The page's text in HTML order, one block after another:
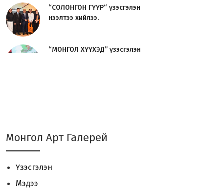
“СОЛОНГОН ГҮҮР“ үзэсгэлэн
нээлтээ хийлээ.
“МОНГОЛ ХҮҮХЭД” үзэсгэлэн
JAVZAA Art Brand 01 - үзэсгэлэн
үргэлжилж байна.
Монгол Арт Галерей
Үзэсгэлэн
Мэдээ